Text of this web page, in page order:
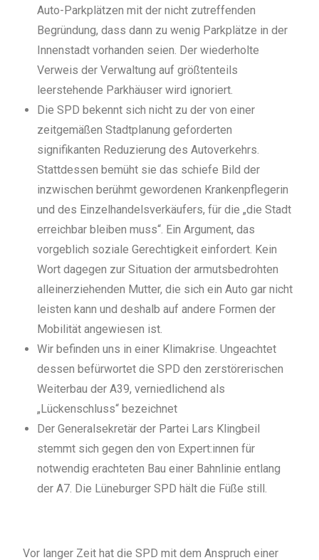
Auto-Parkplätzen mit der nicht zutreffenden
Begründung, dass dann zu wenig Parkplätze in der
Innenstadt vorhanden seien. Der wiederholte
Verweis der Verwaltung auf größtenteils
leerstehende Parkhäuser wird ignoriert.
Die SPD bekennt sich nicht zu der von einer
zeitgemäßen Stadtplanung geforderten
signifikanten Reduzierung des Autoverkehrs.
Stattdessen bemüht sie das schiefe Bild der
inzwischen berühmt gewordenen Krankenpflegerin
und des Einzelhandelsverkäufers, für die „die Stadt
erreichbar bleiben muss“. Ein Argument, das
vorgeblich soziale Gerechtigkeit einfordert. Kein
Wort dagegen zur Situation der armutsbedrohten
alleinerziehenden Mutter, die sich ein Auto gar nicht
leisten kann und deshalb auf andere Formen der
Mobilität angewiesen ist.
Wir befinden uns in einer Klimakrise. Ungeachtet
dessen befürwortet die SPD den zerstörerischen
Weiterbau der A39, verniedlichend als
„Lückenschluss“ bezeichnet
Der Generalsekretär der Partei Lars Klingbeil
stemmt sich gegen den von Expert:innen für
notwendig erachteten Bau einer Bahnlinie entlang
der A7. Die Lüneburger SPD hält die Füße still.
Vor langer Zeit hat die SPD mit dem Anspruch einer